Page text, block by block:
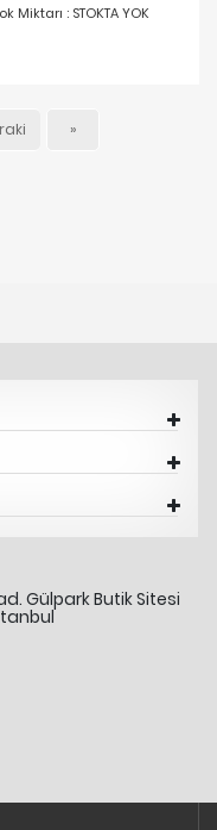
Miktarı : STOKTA YOK
»
Gülpark Butik Sitesi